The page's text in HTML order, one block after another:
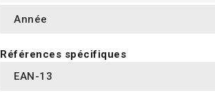
Année
Références spécifiques
EAN-13